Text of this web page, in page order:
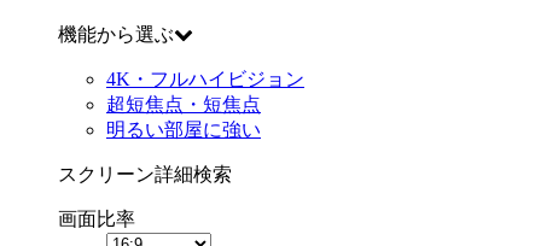
機能から選ぶ
4K・フルハイビジョン
超短焦点・短焦点
明るい部屋に強い
スクリーン詳細検索
画面比率